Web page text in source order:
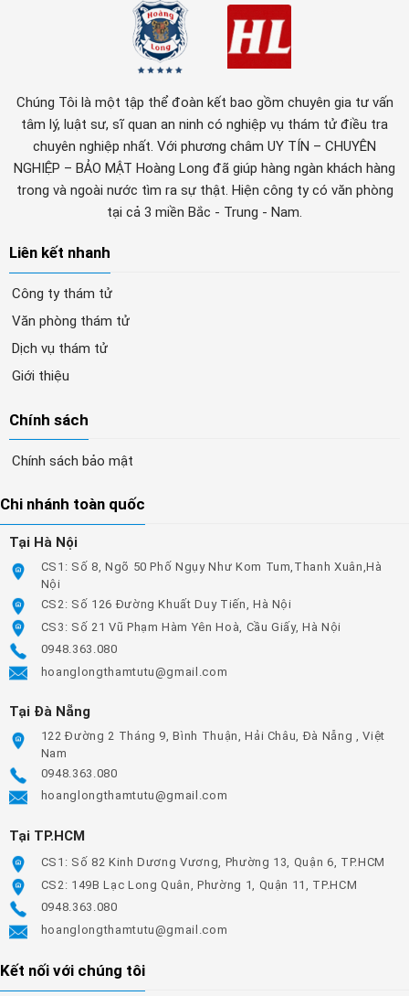
Chúng Tôi là một tập thể đoàn kết bao gồm chuyên gia tư vấn
tâm lý, luật sư, sĩ quan an ninh có nghiệp vụ thám tử điều tra
chuyên nghiệp nhất. Với phương châm UY TÍN – CHUYÊN
NGHIỆP – BẢO MẬT Hoàng Long đã giúp hàng ngàn khách hàng
trong và ngoài nước tìm ra sự thật. Hiện công ty có văn phòng
tại cả 3 miền Bắc - Trung - Nam.
Liên kết nhanh
Công ty thám tử
Văn phòng thám tử
Dịch vụ thám tử
Giới thiệu
Chính sách
Chính sách bảo mật
Chi nhánh toàn quốc
Tại Hà Nội
CS1: Số 8, Ngõ 50 Phố Ngụy Như Kom Tum,Thanh Xuân,Hà
Nội
CS2: Số 126 Đường Khuất Duy Tiến, Hà Nội
CS3: Số 21 Vũ Phạm Hàm Yên Hoà, Cầu Giấy, Hà Nội
0948.363.080
hoanglongthamtutu@gmail.com
Tại Đà Nẵng
122 Đường 2 Tháng 9, Bình Thuận, Hải Châu, Đà Nẵng , Việt
Nam
0948.363.080
hoanglongthamtutu@gmail.com
Tại TP.HCM
CS1: Số 82 Kinh Dương Vương, Phường 13, Quận 6, TP.HCM
CS2: 149B Lạc Long Quân, Phường 1, Quận 11, TP.HCM
0948.363.080
hoanglongthamtutu@gmail.com
Kết nối với chúng tôi